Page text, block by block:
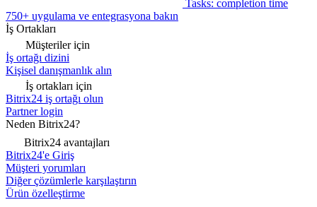
Tasks: completion time
750+ uygulama ve entegrasyona bakın
İş Ortakları
Müşteriler için
İş ortağı dizini
Kişisel danışmanlık alın
İş ortakları için
Bitrix24 iş ortağı olun
Partner login
Neden Bitrix24?
Bitrix24 avantajları
Bitrix24'e Giriş
Müşteri yorumları
Diğer çözümlerle karşılaştırın
Ürün özelleştirme